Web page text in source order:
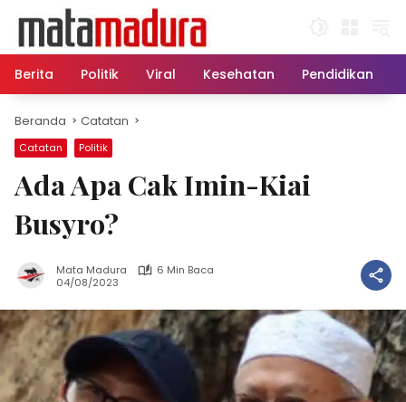
konten
Berita
Politik Viral Kesehatan Pendidikan
Beranda Catatan
Catatan Politik
Ada Apa Cak Imin-Kiai
Busyro?
Mata Madura
6 Min Baca
04/08/2023